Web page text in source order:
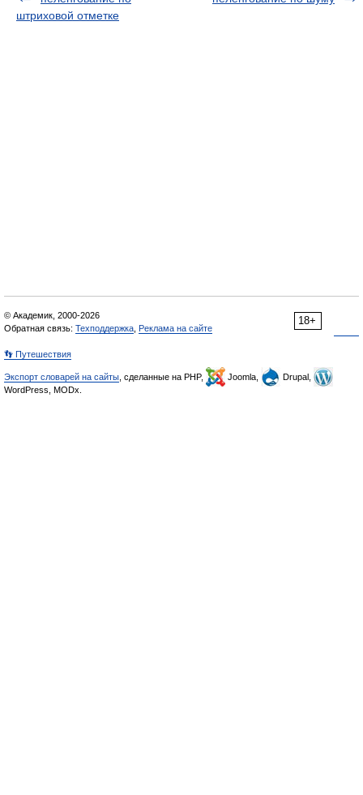
штриховой отметке
18+
© Академик, 2000-2026
Обратная связь: Техподдержка Реклама на сайте
👣 Путешествия
Экспорт словарей на сайты , сделанные на PHP, Joomla,
Drupal,
WordPress, MODx.